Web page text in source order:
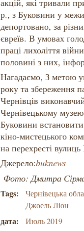
акцій, які тривали
р., з Буковини у
депортовано, за
євреїв. В умовах
праці лихоліття
половині з них,
Нагадаємо, З метою
року та збереження
Чернівців
Чернівецькому музею
Буковини
кіно-мистецького
на перехресті
Джерело:buknews
Фото: Дмитра
Tags:
Чернівецька
Джоель Ліон
дата: Июль 2019